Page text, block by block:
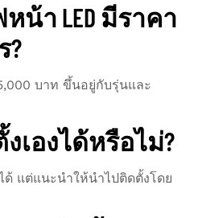
ฟหน้า LED มีราคา
?
บาท ขึ้นอยู่กับรุ่นและ
เองได้หรือไม่?
ด้ แต่แนะนำให้นำไปติดตั้งโดย